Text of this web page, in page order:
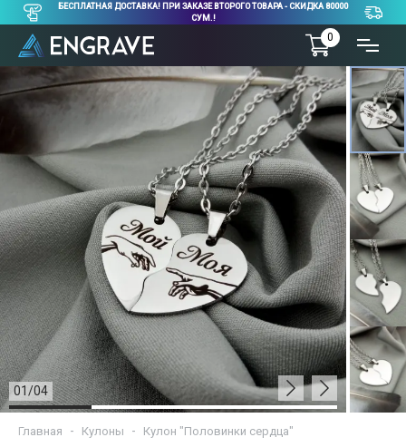
БЕСПЛАТНАЯ ДОСТАВКА! ПРИ ЗАКАЗЕ ВТОРОГО ТОВАРА - СКИДКА 80000
СУМ.!
0
01/04
Главная Кулоны Кулон "Половинки сердца"